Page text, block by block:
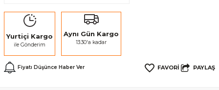
Yurtiçi Kargo
ile Gönderim
Aynı Gün Kargo
13:30'a kadar
Fiyatı Düşünce Haber Ver PAYLAŞ